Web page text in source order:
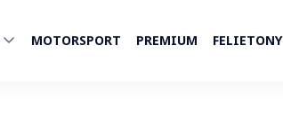
MOTORSPORT PREMIUM FELIETONY